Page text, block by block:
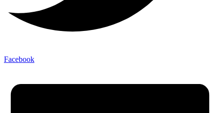
Facebook